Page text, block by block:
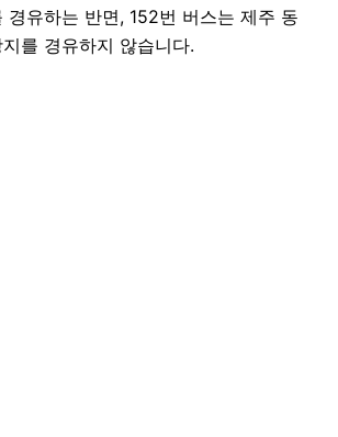
경유하는 반면, 152번 버스는 제주 동
를 경유하지 않습니다.